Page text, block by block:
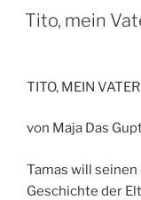
Tito, mein
TITO, MEIN
von Maja Das
Tamas will
Geschichte der